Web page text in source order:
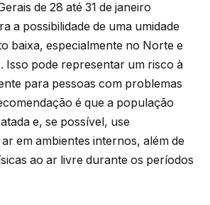
de 28 até 31 de janeiro
a possibilidade de uma umidade
baixa, especialmente no Norte e
Isso pode representar um risco à
para pessoas com problemas
é que a população
e, se possível, use
em ambientes internos, além de
ao ar livre durante os períodos